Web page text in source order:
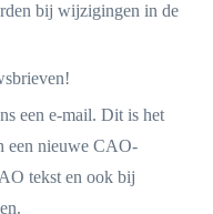
bij wijzigingen in de
een e-mail. Dit is het
een nieuwe CAO-
tekst en ook bij